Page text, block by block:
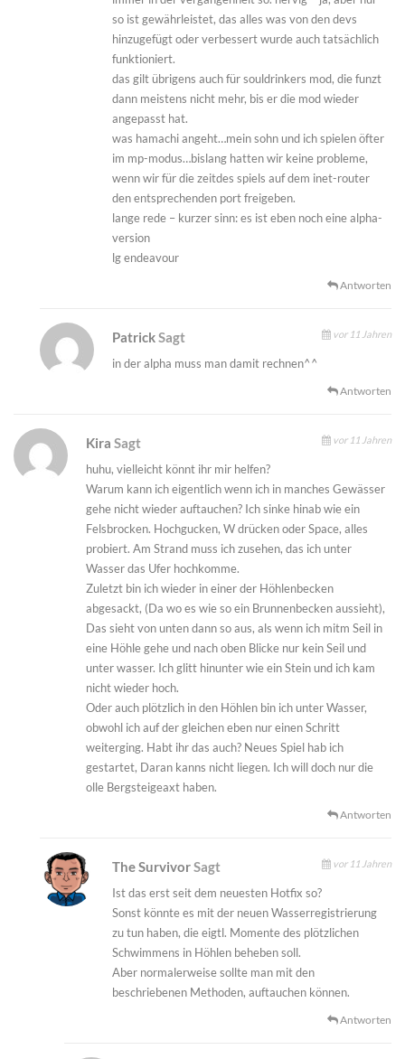
so ist gewährleistet, das alles was von den devs
hinzugefügt oder verbessert wurde auch tatsächlich
funktioniert.
das gilt übrigens auch für souldrinkers mod, die funzt
dann meistens nicht mehr, bis er die mod wieder
angepasst hat.
was hamachi angeht…mein sohn und ich spielen öfter
im mp-modus…bislang hatten wir keine probleme,
wenn wir für die zeitdes spiels auf dem inet-router
den entsprechenden port freigeben.
lange rede – kurzer sinn: es ist eben noch eine alpha-
version
lg endeavour
Antworten
PatrickSagt vor 11 Jahren
in der alpha muss man damit rechnen^^
Antworten
Kira Sagt vor 11 Jahren
huhu, vielleicht könnt ihr mir helfen?
Warum kann ich eigentlich wenn ich in manches Gewässer
gehe nicht wieder auftauchen? Ich sinke hinab wie ein
Felsbrocken. Hochgucken, W drücken oder Space, alles
probiert. Am Strand muss ich zusehen, das ich unter
Wasser das Ufer hochkomme.
Zuletzt bin ich wieder in einer der Höhlenbecken
abgesackt, (Da wo es wie so ein Brunnenbecken aussieht),
Das sieht von unten dann so aus, als wenn ich mitm Seil in
eine Höhle gehe und nach oben Blicke nur kein Seil und
unter wasser. Ich glitt hinunter wie ein Stein und ich kam
nicht wieder hoch.
Oder auch plötzlich in den Höhlen bin ich unter Wasser,
obwohl ich auf der gleichen eben nur einen Schritt
weiterging. Habt ihr das auch? Neues Spiel hab ich
gestartet, Daran kanns nicht liegen. Ich will doch nur die
olle Bergsteigeaxt haben.
Antworten
The SurvivorSagt vor 11 Jahren
Ist das erst seit dem neuesten Hotfix so?
Sonst könnte es mit der neuen Wasserregistrierung
zu tun haben, die eigtl. Momente des plötzlichen
Schwimmens in Höhlen beheben soll.
Aber normalerweise sollte man mit den
beschriebenen Methoden, auftauchen können.
Antworten